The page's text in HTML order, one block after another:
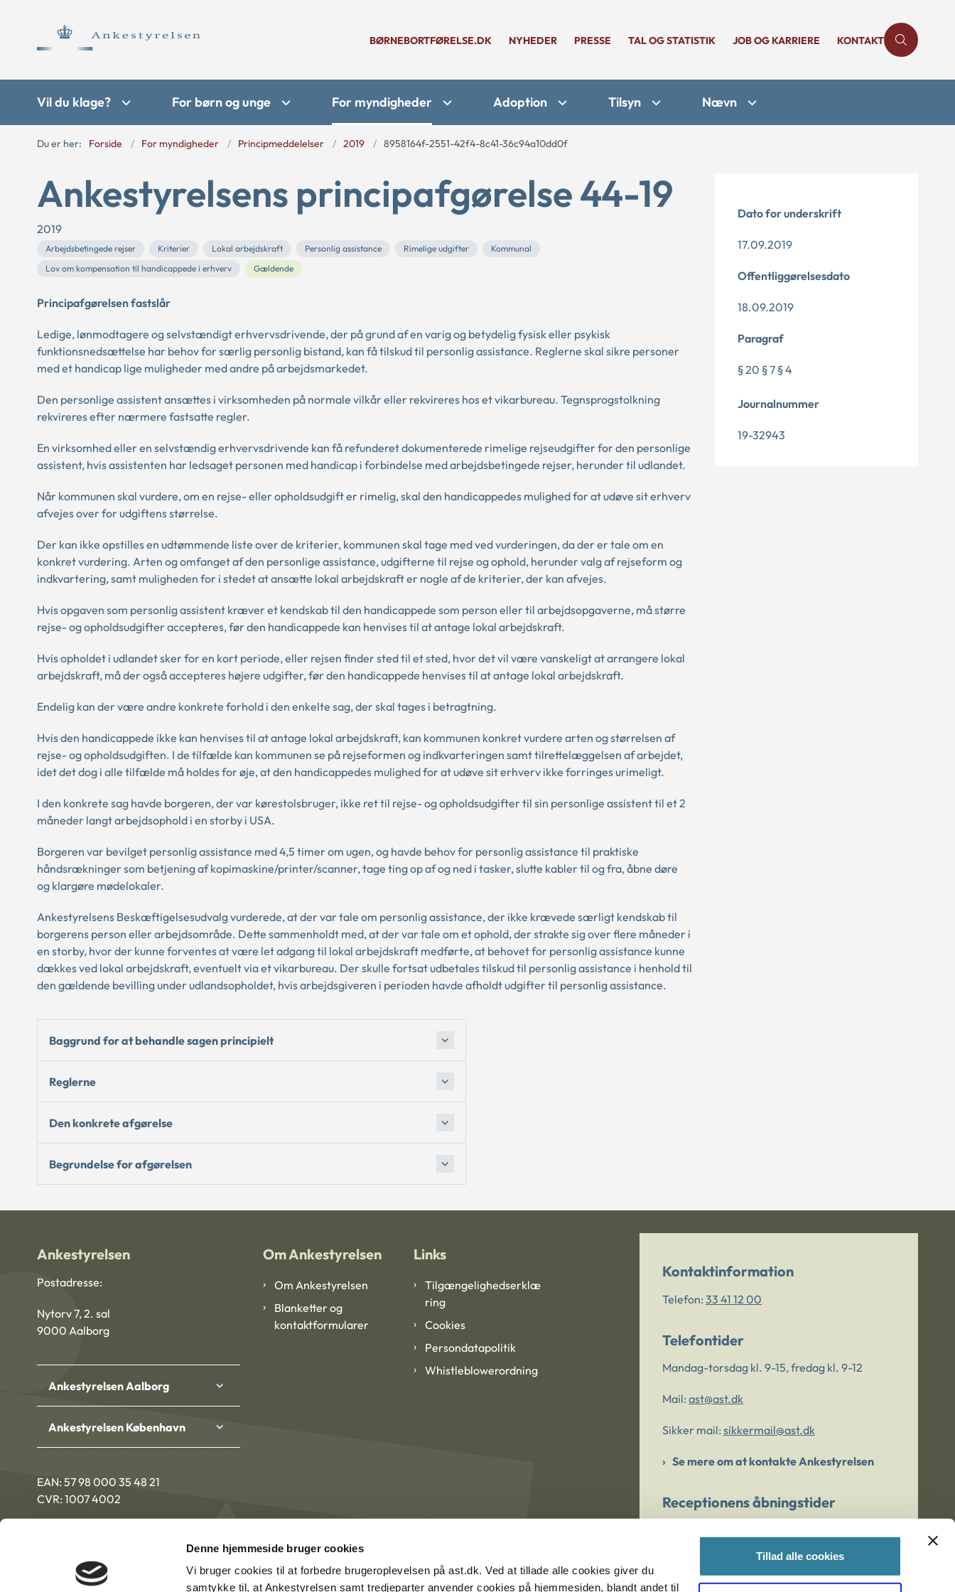
Denne hjemmeside bruger cookies
Vi bruger cookies til at forbedre brugeroplevelsen på ast.dk. Ved at tillade alle cookies giver du
samtykke til, at Ankestyrelsen samt tredjeparter anvender cookies på hjemmesiden, blandt andet til
Tillad alle cookies
BØRNEBORTFØRELSE.DK NYHEDER PRESSE TAL OG STATISTIK JOB OG KARRIERE KONTAKT
Vil du klage? For børn og unge For myndigheder Adoption Tilsyn Nævn
Du er her: Forside For myndigheder Principmeddelelser 2019 8958164f-2551-42f4-8c41-36c94a10dd0f
Ankestyrelsens principafgørelse 44-19
2019
Arbejdsbetingede rejser Kriterier Lokal arbejdskraft Personlig assistance Rimelige udgifter
Kommunal
Lov om kompensation til handicappede i erhverv
Gældende
Principafgørelsen fastslår
Ledige, lønmodtagere og selvstændigt erhvervsdrivende, der på grund af en varig og betydelig fysisk eller psykisk
funktionsnedsættelse har behov for særlig personlig bistand, kan få tilskud til personlig assistance. Reglerne skal sikre personer
med et handicap lige muligheder med andre på arbejdsmarkedet.
Den personlige assistent ansættes i virksomheden på normale vilkår eller rekvireres hos et vikarbureau. Tegnsprogstolkning
rekvireres efter nærmere fastsatte regler.
En virksomhed eller en selvstændig erhvervsdrivende kan få refunderet dokumenterede rimelige rejseudgifter for den personlige
assistent, hvis assistenten har ledsaget personen med handicap i forbindelse med arbejdsbetingede rejser, herunder til udlandet.
Når kommunen skal vurdere, om en rejse- eller opholdsudgift er rimelig, skal den handicappedes mulighed for at udøve sit erhverv
afvejes over for udgiftens størrelse.
Der kan ikke opstilles en udtømmende liste over de kriterier, kommunen skal tage med ved vurderingen, da der er tale om en
konkret vurdering. Arten og omfanget af den personlige assistance, udgifterne til rejse og ophold, herunder valg af rejseform og
indkvartering, samt muligheden for i stedet at ansætte lokal arbejdskraft er nogle af de kriterier, der kan afvejes.
Hvis opgaven som personlig assistent kræver et kendskab til den handicappede som person eller til arbejdsopgaverne, må større
rejse- og opholdsudgifter accepteres, før den handicappede kan henvises til at antage lokal arbejdskraft.
Hvis opholdet i udlandet sker for en kort periode, eller rejsen finder sted til et sted, hvor det vil være vanskeligt at arrangere lokal
arbejdskraft, må der også accepteres højere udgifter, før den handicappede henvises til at antage lokal arbejdskraft.
Endelig kan der være andre konkrete forhold i den enkelte sag, der skal tages i betragtning.
Hvis den handicappede ikke kan henvises til at antage lokal arbejdskraft, kan kommunen konkret vurdere arten og størrelsen af
rejse- og opholdsudgiften. I de tilfælde kan kommunen se på rejseformen og indkvarteringen samt tilrettelæggelsen af arbejdet,
idet det dog i alle tilfælde må holdes for øje, at den handicappedes mulighed for at udøve sit erhverv ikke forringes urimeligt.
I den konkrete sag havde borgeren, der var kørestolsbruger, ikke ret til rejse- og opholdsudgifter til sin personlige assistent til et 2
måneder langt arbejdsophold i en storby i USA.
Borgeren var bevilget personlig assistance med 4,5 timer om ugen, og havde behov for personlig assistance til praktiske
håndsrækninger som betjening af kopimaskine/printer/scanner, tage ting op af og ned i tasker, slutte kabler til og fra, åbne døre
og klargøre mødelokaler.
Ankestyrelsens Beskæftigelsesudvalg vurderede, at der var tale om personlig assistance, der ikke krævede særligt kendskab til
borgerens person eller arbejdsområde. Dette sammenholdt med, at der var tale om et ophold, der strakte sig over flere måneder i
en storby, hvor der kunne forventes at være let adgang til lokal arbejdskraft medførte, at behovet for personlig assistance kunne
dækkes ved lokal arbejdskraft, eventuelt via et vikarbureau. Der skulle fortsat udbetales tilskud til personlig assistance i henhold til
den gældende bevilling under udlandsopholdet, hvis arbejdsgiveren i perioden havde afholdt udgifter til personlig assistance.
Baggrund for at behandle sagen principielt
Reglerne
Den konkrete afgørelse
Begrundelse for afgørelsen
Dato for underskrift
17.09.2019
Offentliggørelsesdato
18.09.2019
Paragraf
§ 20 § 7 § 4
Journalnummer
19-32943
Ankestyrelsen
Postadresse:
Nytorv 7, 2. sal
9000 Aalborg
Ankestyrelsen Aalborg
Ankestyrelsen København
EAN: 57 98 000 35 48 21
CVR: 1007 4002
Om Ankestyrelsen
Om Ankestyrelsen
Blanketter og
kontaktformularer
Links
Tilgængelighedserklæ
ring
Cookies
Persondatapolitik
Whistleblowerordning
Kontaktinformation
Telefon: 33 41 12 00
Telefontider
Mandag-torsdag kl. 9-15, fredag kl. 9-12
Mail: ast@ast.dk
Sikker mail: sikkermail@ast.dk
Se mere om at kontakte Ankestyrelsen
Receptionens åbningstider
Er du bekymret for et barn/en ung?